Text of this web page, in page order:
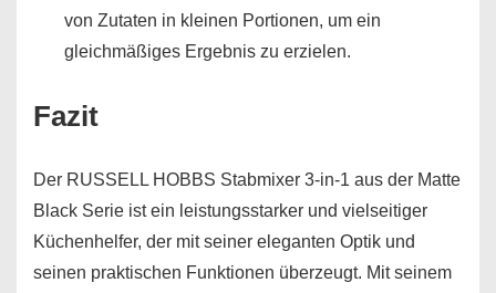
von Zutaten in kleinen Portionen, um ein
gleichmäßiges Ergebnis zu erzielen.
Fazit
Der RUSSELL HOBBS Stabmixer 3-in-1 aus der Matte
Black Serie ist ein leistungsstarker und vielseitiger
Küchenhelfer, der mit seiner eleganten Optik und
seinen praktischen Funktionen überzeugt. Mit seinem